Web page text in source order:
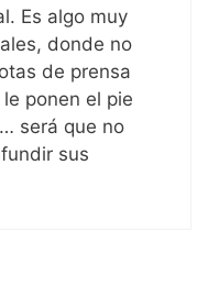
Es algo muy
donde no
de prensa
ponen el pie
será que no
sus